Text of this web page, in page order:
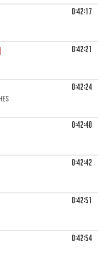
0:42:17
0:42:21
0:42:24
0:42:40
0:42:42
0:42:51
0:42:54